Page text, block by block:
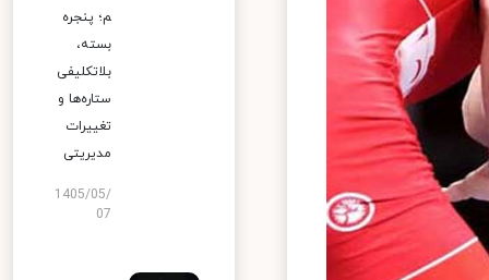
م؛ پنجره
بسته،
بلاتکلیفی
ستاره‌ها و
تغییرات
مدیریتی
1405/05/
07